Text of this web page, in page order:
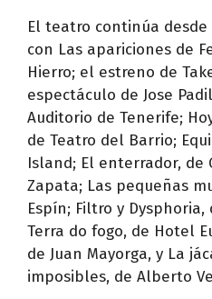
El teatro continúa
con Las apariciones de
Hierro; el estreno de
espectáculo de Jose
Auditorio de Tenerife;
de Teatro del Barrio;
Island; El enterrador, de
Zapata; Las pequeñas
Espín; Filtro y
Terra do fogo, de Hotel
de Juan Mayorga, y La
imposibles, de Alberto